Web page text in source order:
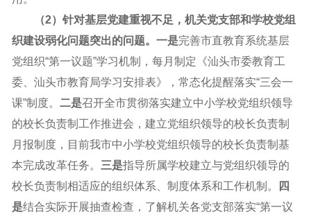
（2）针对基层党建重视不足，机关党支部和学校党组
织建设弱化问题突出的问题。 一是完善市直教育系统基层
党组织“第一议题”学习机制，每月制定《汕头市委教育工
委、汕头市教育局学习安排表》，常态化提醒落实“三会一
课”制度。 二是召开全市贯彻落实建立中小学校党组织领导
的校长负责制工作推进会，建立党组织领导的校长负责制
月报制度，目前我市中小学校党组织领导的校长负责制基
本完成改革任务。 三是指导所属学校建立与党组织领导的
校长负责制相适应的组织体系、制度体系和工作机制。
四
是结合实际开展抽查检查，了解机关各党支部落实“第一议